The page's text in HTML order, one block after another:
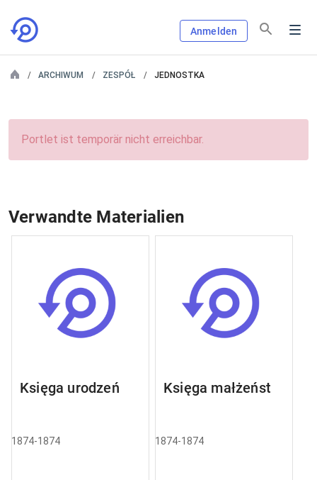
Anmelden
ARCHIWUM ZESPÓŁ JEDNOSTKA
Portlet ist temporär nicht erreichbar.
Verwandte Materialien
Księga urodzeń
1874-1874
Księga małżeństw
1874-1874